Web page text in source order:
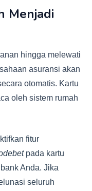
Menjadi
hingga melewati
asuransi akan
otomatis. Kartu
oleh sistem rumah
fitur
pada kartu
Anda. Jika
seluruh